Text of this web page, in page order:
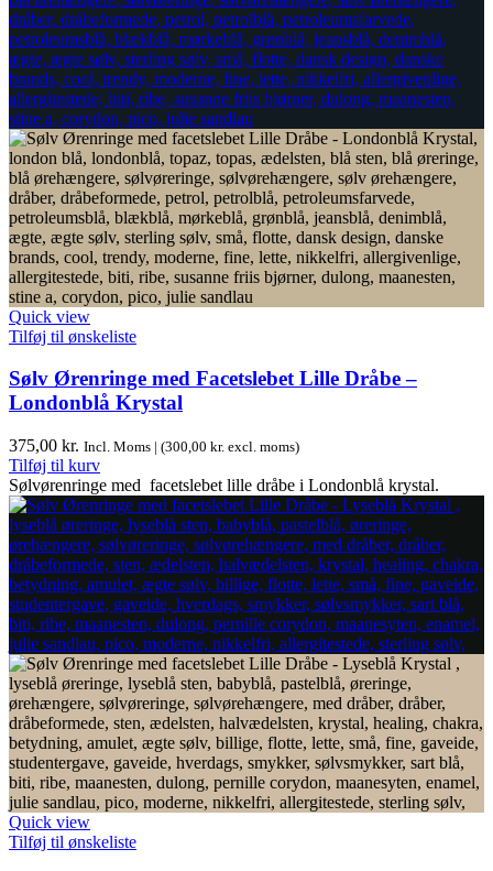
Quick view
Tilføj til ønskeliste
Sølv Ørenringe med Facetslebet Lille Dråbe –
Londonblå Krystal
375,00 kr. Incl. Moms | (300,00 kr. excl. moms)
Tilføj til kurv
Sølvørenringe med facetslebet lille dråbe i Londonblå krystal.
Quick view
Tilføj til ønskeliste